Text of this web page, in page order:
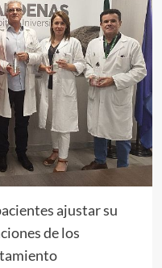
ajustar su
de los